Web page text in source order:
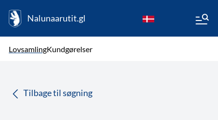
Nalunaarutit.gl
LovsamlingKundgørelser
Tilbage til søgning